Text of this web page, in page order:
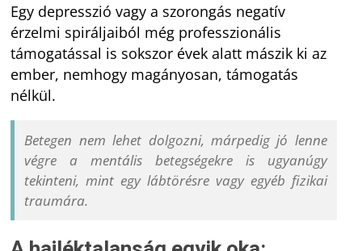
Egy depresszió vagy a szorongás negatív
érzelmi spiráljaiból még professzionális
támogatással is sokszor évek alatt mászik ki az
ember, nemhogy magányosan, támogatás
nélkül.
Betegen nem lehet dolgozni, márpedig jó lenne
végre a mentális betegségekre is ugyanúgy
tekinteni, mint egy lábtörésre vagy egyéb fizikai
traumára.